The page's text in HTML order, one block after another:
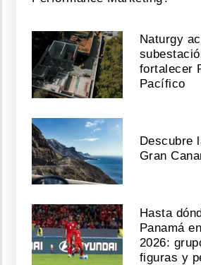
Naturgy
fortalecer
Pacífico
Descubre
Gran
Hasta
Panamá
2026:
figuras y